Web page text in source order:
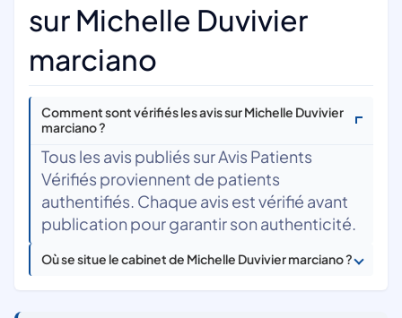
sur Michelle Duvivier
marciano
Comment sont vérifiés les avis sur Michelle Duvivier
marciano ?
Tous les avis publiés sur Avis Patients
Vérifiés proviennent de patients
authentifiés. Chaque avis est vérifié avant
publication pour garantir son authenticité.
Où se situe le cabinet de Michelle Duvivier marciano ?